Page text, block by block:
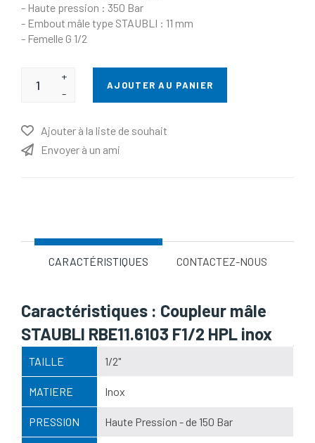
- Haute pression : 350 Bar
- Embout mâle type STAUBLI : 11 mm
- Femelle G 1/2
+
-
AJOUTER AU PANIER
Ajouter à la liste de souhait
Envoyer à un ami
CARACTÉRISTIQUES CONTACTEZ-NOUS
Caractéristiques : Coupleur mâle
STAUBLI RBE11.6103 F1/2 HPL inox
TAILLE 1/2"
MATIERE Inox
PRESSION Haute Pression - de 150 Bar